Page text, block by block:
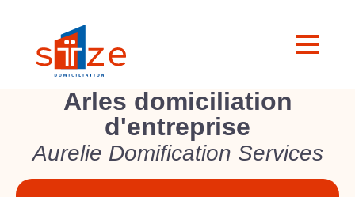
Arles domiciliation
d'entreprise
Aurelie Domification Services